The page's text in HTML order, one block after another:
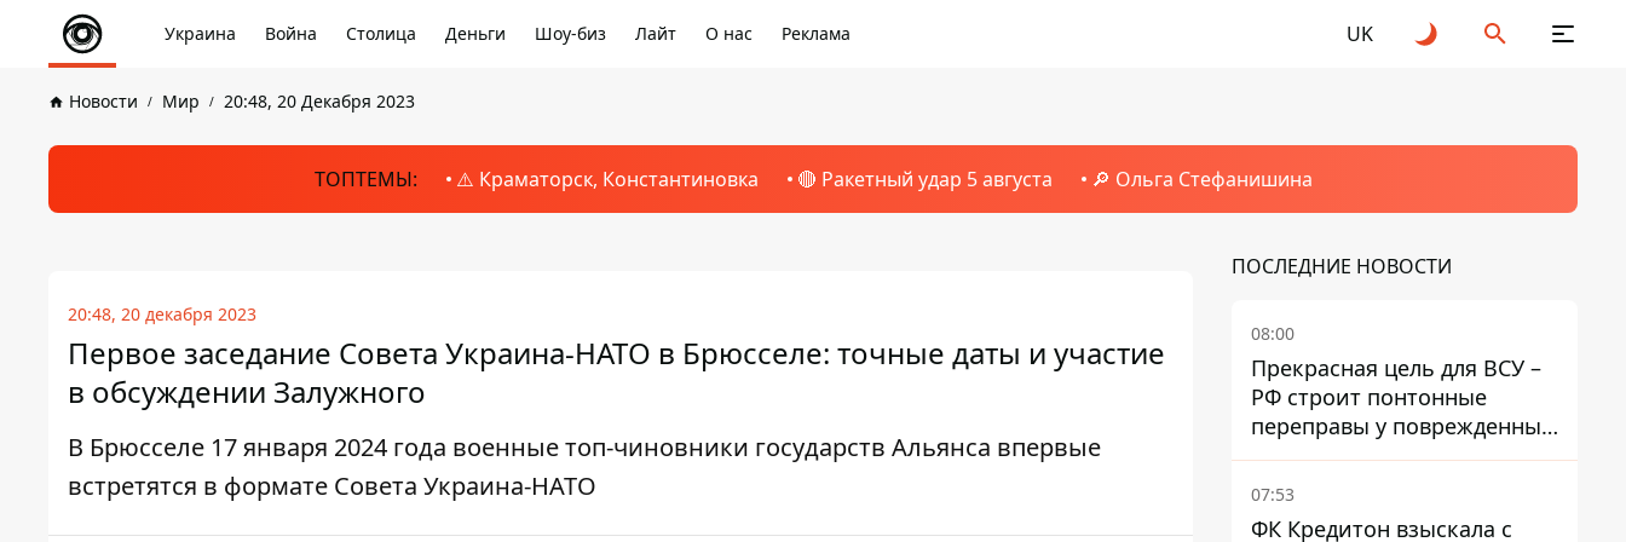
Украина Война Столица Деньги Шоу-биз Лайт О нас Реклама UK
Новости Мир 20:48, 20 Декабря 2023
ТОПТЕМЫ: ⚠️ Краматорск, Константиновка 🔴 Ракетный удар 5 августа 🔎 Ольга Стефанишина
20:48, 20 декабря 2023
Первое заседание Совета Украина-НАТО в Брюсселе: точные даты и участие
в обсуждении Залужного
В Брюсселе 17 января 2024 года военные топ-чиновники государств Альянса впервые
встретятся в формате Совета Украина-НАТО
ПОСЛЕДНИЕ НОВОСТИ
08:00
Прекрасная цель для ВСУ –
РФ строит понтонные
переправы у поврежденных
мостов на ТОТ
07:53
ФК Кредитон взыскала с